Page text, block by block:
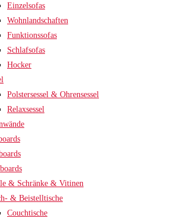
Einzelsofas
Wohnlandschaften
Funktionssofas
Schlafsofas
Hocker
Polstersessel & Ohrensessel
Relaxsessel
& Schränke & Vitinen
& Beistelltische
Couchtische